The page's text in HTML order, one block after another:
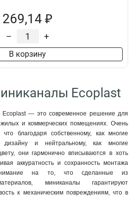
269,14 ₽
– +
В корзину
Ecoplast
— это современное решение для
и коммерческих помещениях. Очень
что благодаря собственному, как многие
дизайну и нейтральному, как многие
они гармонично вписываются в хоть
аккуратность и сохранность монтажа
на то, что сделанные из
миниканалы гарантируют
к механическим повреждениям, что в